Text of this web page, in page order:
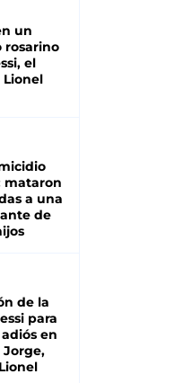
un
rosarino
el
Lionel
mataron
a una
de
de la
para
en
Jorge,